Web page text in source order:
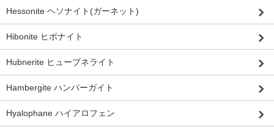
Hessonite ヘソナイト(ガーネット)
Hibonite ヒボナイト
Hubnerite ヒューブネライト
Hambergite ハンバーガイト
Hyalophane ハイアロフェン